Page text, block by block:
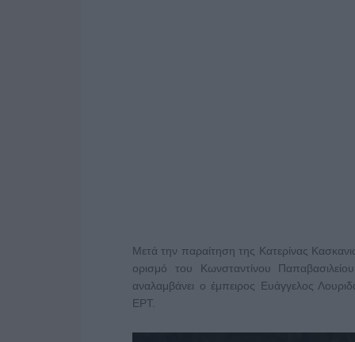
Μετά την παραίτηση της Κατερίνας
ορισμό του Κωνσταντίνου
αναλαμβάνει ο έμπειρος Ευάγγελος
ΕΡΤ.